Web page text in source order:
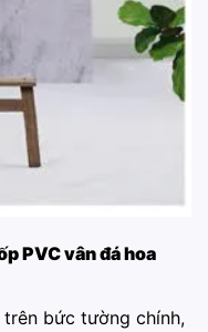
PVC vân đá hoa
trên bức tường chính,